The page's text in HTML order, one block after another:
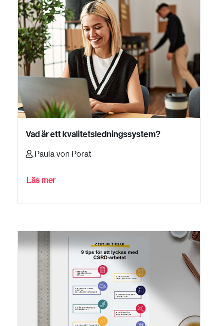
Vad är ett kvalitetsledningssystem?
Paula von Porat
Läs mer